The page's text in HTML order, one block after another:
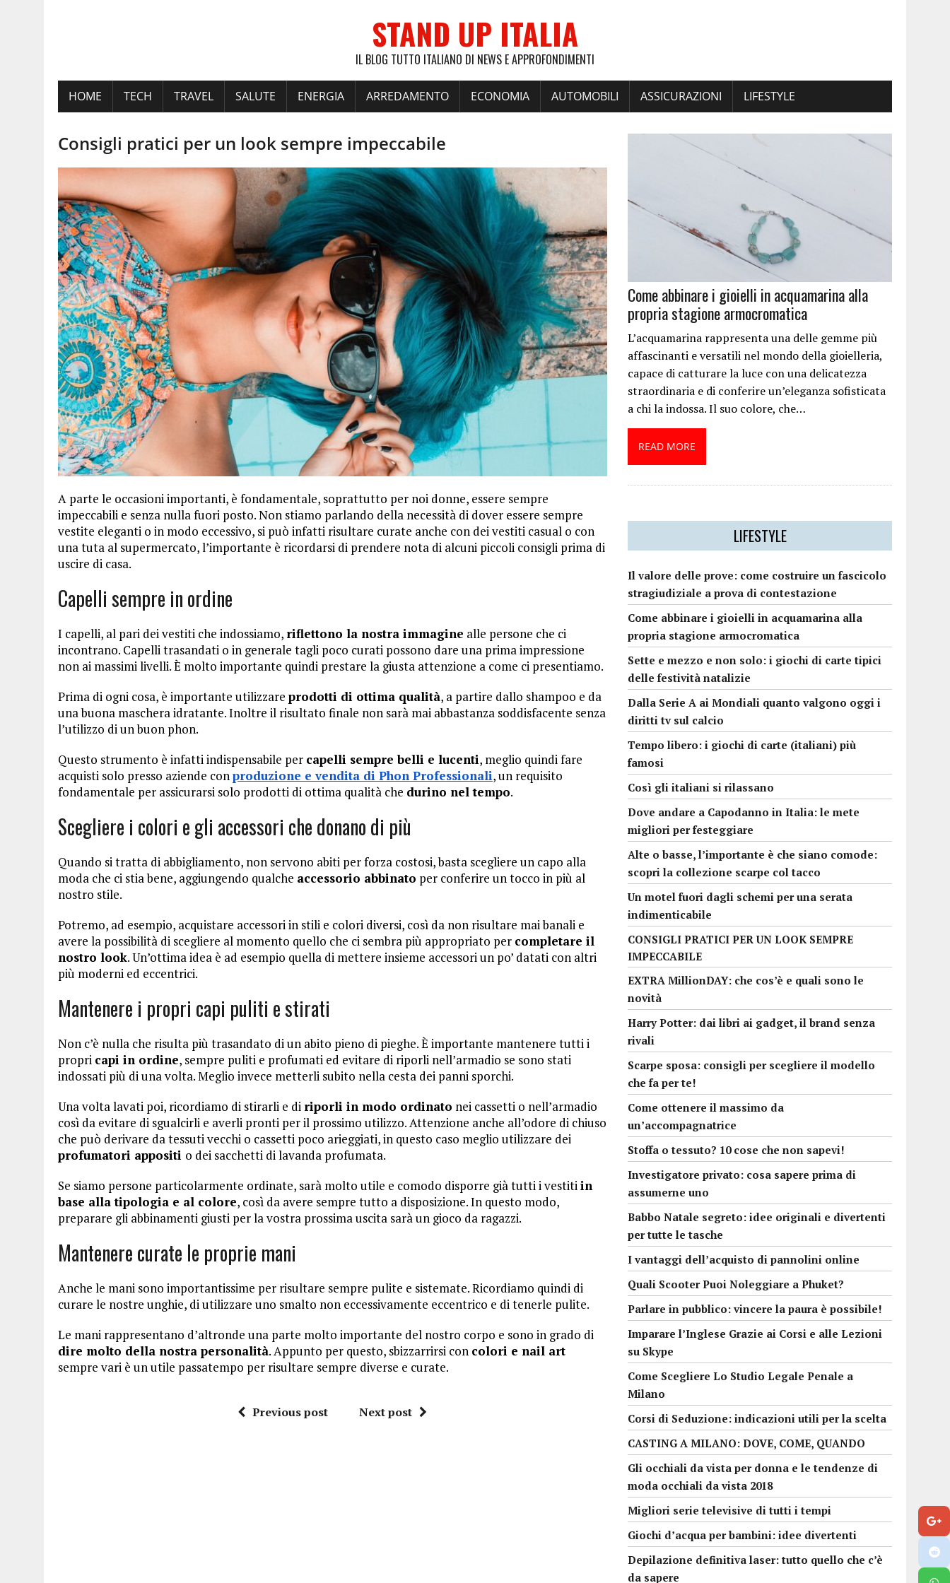
STAND UP ITALIA
IL BLOG TUTTO ITALIANO DI NEWS E APPROFONDIMENTI
HOME TECH TRAVEL SALUTE ENERGIA ARREDAMENTO ECONOMIA AUTOMOBILI ASSICURAZIONI LIFESTYLE
Consigli pratici per un look sempre impeccabile
A parte le occasioni importanti, è fondamentale, soprattutto per noi donne, essere sempre
impeccabili e senza nulla fuori posto. Non stiamo parlando della necessità di dover essere sempre
vestite eleganti o in modo eccessivo, si può infatti risultare curate anche con dei vestiti casual o con
una tuta al supermercato, l’importante è ricordarsi di prendere nota di alcuni piccoli consigli prima di
uscire di casa.
Capelli sempre in ordine
I capelli, al pari dei vestiti che indossiamo, riflettono la nostra immagine alle persone che ci
incontrano. Capelli trasandati o in generale tagli poco curati possono dare una prima impressione
non ai massimi livelli. È molto importante quindi prestare la giusta attenzione a come ci presentiamo.
Prima di ogni cosa, è importante utilizzare prodotti di ottima qualità, a partire dallo shampoo e da
una buona maschera idratante. Inoltre il risultato finale non sarà mai abbastanza soddisfacente senza
l’utilizzo di un buon phon.
Questo strumento è infatti indispensabile per capelli sempre belli e lucenti, meglio quindi fare
acquisti solo presso aziende conproduzione e vendita di Phon Professionali, un requisito
fondamentale per assicurarsi solo prodotti di ottima qualità che durino nel tempo.
Scegliere i colori e gli accessori che donano di più
Quando si tratta di abbigliamento, non servono abiti per forza costosi, basta scegliere un capo alla
moda che ci stia bene, aggiungendo qualche accessorio abbinato per conferire un tocco in più al
nostro stile.
Potremo, ad esempio, acquistare accessori in stili e colori diversi, così da non risultare mai banali e
avere la possibilità di scegliere al momento quello che ci sembra più appropriato per completare il
nostro look. Un’ottima idea è ad esempio quella di mettere insieme accessori un po’ datati con altri
più moderni ed eccentrici.
Mantenere i propri capi puliti e stirati
Non c’è nulla che risulta più trasandato di un abito pieno di pieghe. È importante mantenere tutti i
propri capi in ordine, sempre puliti e profumati ed evitare di riporli nell’armadio se sono stati
indossati più di una volta. Meglio invece metterli subito nella cesta dei panni sporchi.
Una volta lavati poi, ricordiamo di stirarli e di riporli in modo ordinato nei cassetti o nell’armadio
così da evitare di sgualcirli e averli pronti per il prossimo utilizzo. Attenzione anche all’odore di chiuso
che può derivare da tessuti vecchi o cassetti poco arieggiati, in questo caso meglio utilizzare dei
profumatori appositi o dei sacchetti di lavanda profumata.
Se siamo persone particolarmente ordinate, sarà molto utile e comodo disporre già tutti i vestitiin
base alla tipologia e al colore, così da avere sempre tutto a disposizione. In questo modo,
preparare gli abbinamenti giusti per la vostra prossima uscita sarà un gioco da ragazzi.
Mantenere curate le proprie mani
Anche le mani sono importantissime per risultare sempre pulite e sistemate. Ricordiamo quindi di
curare le nostre unghie, di utilizzare uno smalto non eccessivamente eccentrico e di tenerle pulite.
Le mani rappresentano d’altronde una parte molto importante del nostro corpo e sono in grado di
dire molto della nostra personalità. Appunto per questo, sbizzarrirsi con colori e nail art
sempre vari è un utile passatempo per risultare sempre diverse e curate.
Previous post Next post
Come abbinare i gioielli in acquamarina alla
propria stagione armocromatica
L’acquamarina rappresenta una delle gemme più
affascinanti e versatili nel mondo della gioielleria,
capace di catturare la luce con una delicatezza
straordinaria e di conferire un’eleganza sofisticata
a chi la indossa. Il suo colore, che…
READ MORE
LIFESTYLE
Il valore delle prove: come costruire un fascicolo
stragiudiziale a prova di contestazione
Come abbinare i gioielli in acquamarina alla
propria stagione armocromatica
Sette e mezzo e non solo: i giochi di carte tipici
delle festività natalizie
Dalla Serie A ai Mondiali quanto valgono oggi i
diritti tv sul calcio
Tempo libero: i giochi di carte (italiani) più
famosi
Così gli italiani si rilassano
Dove andare a Capodanno in Italia: le mete
migliori per festeggiare
Alte o basse, l’importante è che siano comode:
scopri la collezione scarpe col tacco
Un motel fuori dagli schemi per una serata
indimenticabile
CONSIGLI PRATICI PER UN LOOK SEMPRE
IMPECCABILE
EXTRA MillionDAY: che cos’è e quali sono le
novità
Harry Potter: dai libri ai gadget, il brand senza
rivali
Scarpe sposa: consigli per scegliere il modello
che fa per te!
Come ottenere il massimo da
un’accompagnatrice
Stoffa o tessuto? 10 cose che non sapevi!
Investigatore privato: cosa sapere prima di
assumerne uno
Babbo Natale segreto: idee originali e divertenti
per tutte le tasche
I vantaggi dell’acquisto di pannolini online
Quali Scooter Puoi Noleggiare a Phuket?
Parlare in pubblico: vincere la paura è possibile!
Imparare l’Inglese Grazie ai Corsi e alle Lezioni
su Skype
Come Scegliere Lo Studio Legale Penale a
Milano
Corsi di Seduzione: indicazioni utili per la scelta
CASTING A MILANO: DOVE, COME, QUANDO
Gli occhiali da vista per donna e le tendenze di
moda occhiali da vista 2018
Migliori serie televisive di tutti i tempi
Giochi d’acqua per bambini: idee divertenti
Depilazione definitiva laser: tutto quello che c’è
da sapere